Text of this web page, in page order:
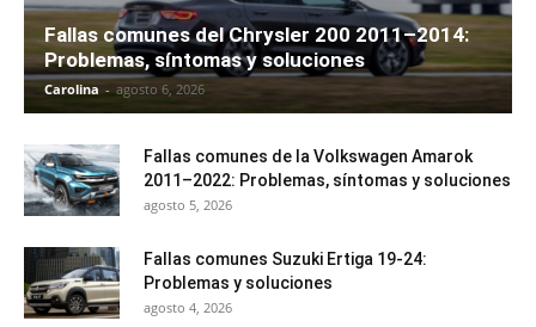
Fallas comunes del Chrysler 200 2011–2014:
Problemas, síntomas y soluciones
Carolina - agosto 6, 2026
Fallas comunes de la Volkswagen Amarok
2011–2022: Problemas, síntomas y soluciones
agosto 5, 2026
Fallas comunes Suzuki Ertiga 19-24:
Problemas y soluciones
agosto 4, 2026